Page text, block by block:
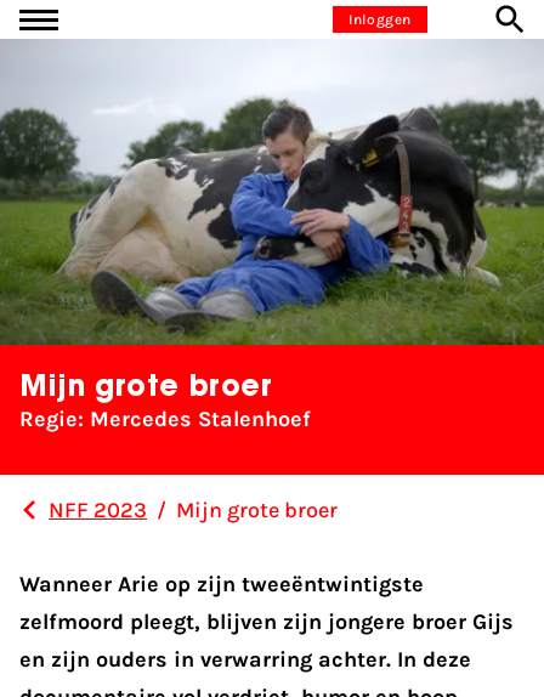
Ga naar inhoudInloggen
Mijn grote broer
Regie: Mercedes Stalenhoef
NFF 2023 / Mijn grote broer
Wanneer Arie op zijn tweeëntwintigste
zelfmoord pleegt, blijven zijn jongere broer Gijs
en zijn ouders in verwarring achter. In deze